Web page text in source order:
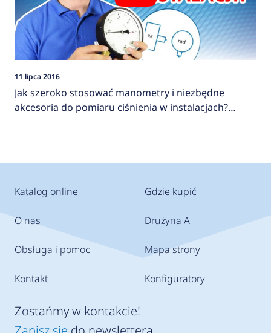
11 lipca 2016
Jak szeroko stosować manometry i niezbędne
akcesoria do pomiaru ciśnienia w instalacjach?
Katalog online
O nas
Obsługa i pomoc
Kontakt
Gdzie kupić
Drużyna A
Mapa strony
Konfiguratory
Zostańmy w kontakcie!